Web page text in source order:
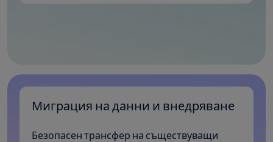
Миграция на данни и внедряване
Безопасен трансфер на съществуващи